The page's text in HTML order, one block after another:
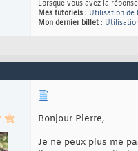
Lorsque vous avez la
Mes tutoriels : Utilisation de
Mon dernier billet :
Bonjour Pierre,
Je ne peux plus me